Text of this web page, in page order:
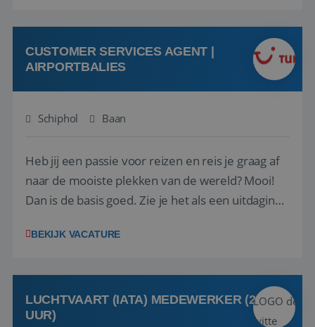
hebt in de reisbranche of j...
CUSTOMER SERVICES AGENT |
AIRPORTBALIES
Schiphol Baan
Heb jij een passie voor reizen en reis je graag af
naar de mooiste plekken van de wereld? Mooi!
Dan is de basis goed. Zie je het als een uitdaging
het samenstellen en boeken van de perfecte
deze onderdelen zijn nu samen gevoegd...
BEKIJK VACATURE
LUCHTVAART (IATA) MEDEWERKER (24-32
UUR)